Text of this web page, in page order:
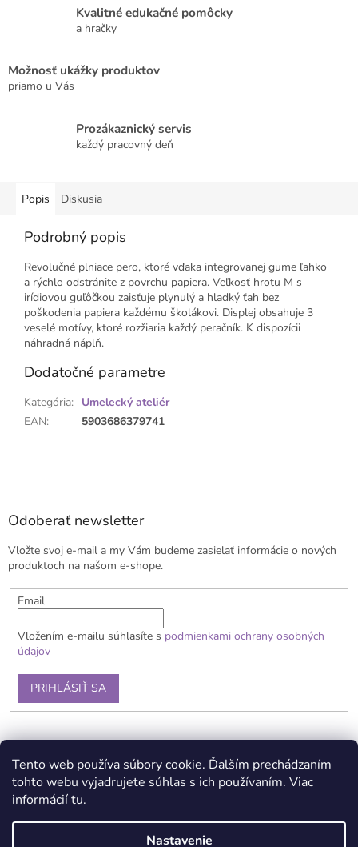
Tento web používa súbory cookie. Ďalším prechádzaním
tohto webu vyjadrujete súhlas s ich používaním. Viac
informáciítu.
Nastavenie
Kvalitné edukačné pomôcky
a hračky
Možnosť ukážky produktov
priamo u Vás
Prozákaznický servis
každý pracovný deň
Popis Diskusia
Podrobný popis
Revolučné plniace pero, ktoré vďaka integrovanej gume ľahko
a rýchlo odstránite z povrchu papiera. Veľkosť hrotu M s
irídiovou guľôčkou zaisťuje plynulý a hladký ťah bez
poškodenia papiera každému školákovi. Displej obsahuje 3
veselé motívy, ktoré rozžiaria každý peračník. K dispozícii
náhradná náplň.
Dodatočné parametre
Kategória: Umelecký ateliér
EAN: 5903686379741
Z
Odoberať newsletter
Vložte svoj e-mail a my Vám budeme zasielať informácie o nových
produktoch na našom e-shope.
Email
Vložením e-mailu súhlasíte s podmienkami ochrany osobných
údajov
PRIHLÁSIŤ SA
Kontaky Podmienky ochrany osobných údajov